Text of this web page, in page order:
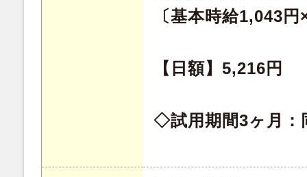
〔基本時給1,043
【日額】5,216円
◇試用期間3ヶ月：